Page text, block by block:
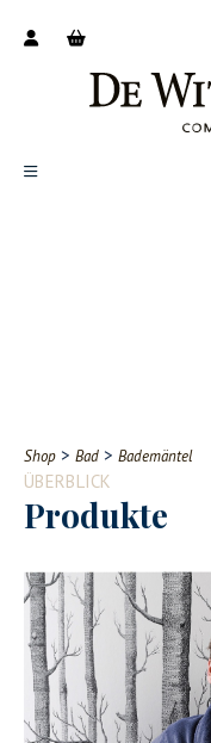
Contact
Shop > Bad > Bademäntel
ÜBERBLICK
Produkte